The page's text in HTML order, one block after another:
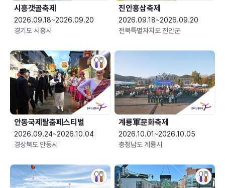
시흥갯골축제
2026.09.18~2026.09.20
경기도 시흥시
진안홍삼축제
2026.09.18~2026.09.20
전북특별자치도 진안군
안동국제탈춤페스티벌
2026.09.24~2026.10.04
경상북도 안동시
2026.10.01~2026.10.05
충청남도 계룡시